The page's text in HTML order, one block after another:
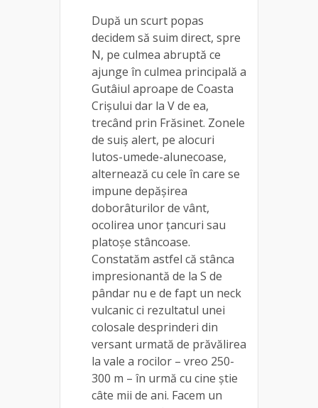
După un scurt popas
decidem să suim direct, spre
N, pe culmea abruptă ce
ajunge în culmea principală a
Gutâiul aproape de Coasta
Crișului dar la V de ea,
trecând prin Frăsinet. Zonele
de suiș alert, pe alocuri
lutos-umede-alunecoase,
alternează cu cele în care se
impune depășirea
doborâturilor de vânt,
ocolirea unor țancuri sau
platoșe stâncoase.
Constatăm astfel că stânca
impresionantă de la S de
pândar nu e de fapt un neck
vulcanic ci rezultatul unei
colosale desprinderi din
versant urmată de prăvălirea
la vale a rocilor – vreo 250-
300 m – în urmă cu cine știe
câte mii de ani. Facem un